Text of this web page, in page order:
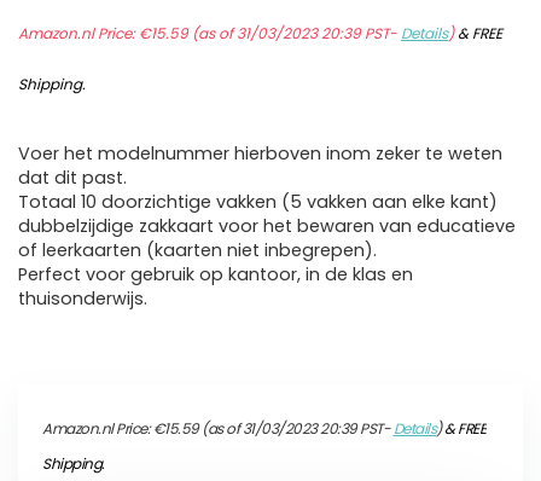
Amazon.nl Price:€15.59(as of 31/03/2023 20:39 PST- Details)&FREE
Shipping.
Voer het modelnummer hierboven inom zeker te weten
dat dit past.
Totaal 10 doorzichtige vakken (5 vakken aan elke kant)
dubbelzijdige zakkaart voor het bewaren van educatieve
of leerkaarten (kaarten niet inbegrepen).
Perfect voor gebruik op kantoor, in de klas en
thuisonderwijs.
Amazon.nl Price:€15.59(as of 31/03/2023 20:39 PST-Details)&FREE
Shipping.